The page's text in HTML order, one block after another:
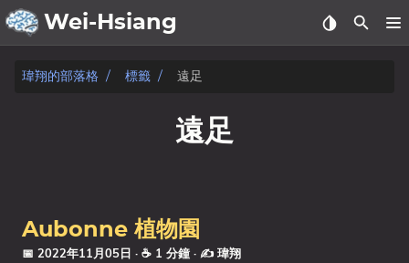
Wei-Hsiang
關於
生活
瑋翔的部落格 標籤 遠足
遠足
Aubonne 植物園
📅 2022年11月05日 · ☕ 1 分鐘 · ✍️ 瑋翔